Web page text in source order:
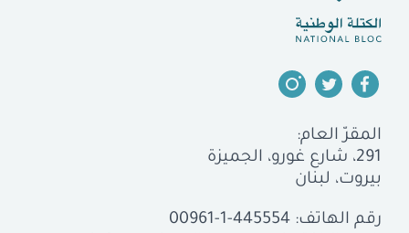
المقرّ العام:
291، شارع غورو، الجميزة
بيروت، لبنان
رقم الهاتف: 00961-1-445554